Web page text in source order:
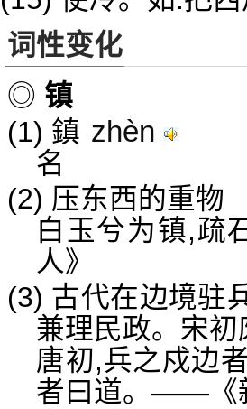
词性变化
◎ 镇
(1) 鎮 zhèn
名
(2) 压东西的重物
白玉兮为镇,疏
人》
(3) 古代在边境驻
兼理民政。宋初
唐初,兵之戍边
者曰道。——《